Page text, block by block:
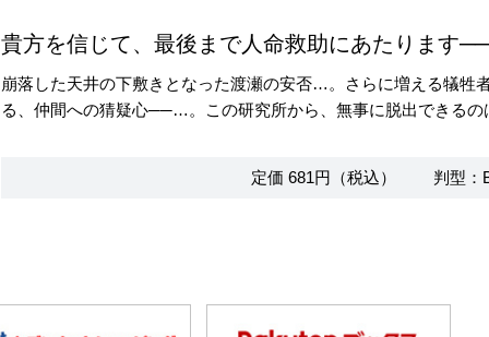
貴方を信じて、最後まで人命救助にあたります
崩落した天井の下敷きとなった渡瀬の安否…。さらに増える犠牲
る、仲間への猜疑心──…。この研究所から、無事に脱出できる
定価 681円（税込） 判型